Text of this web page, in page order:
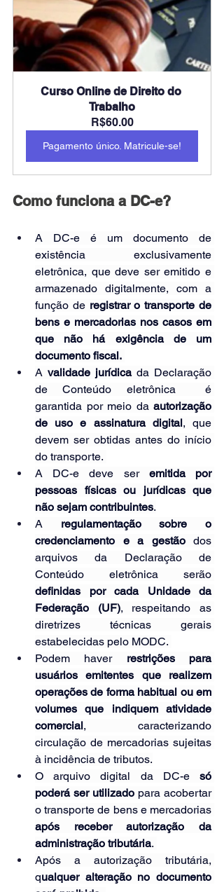
Curso Online de Direito do
Trabalho
R$60.00
Pagamento único. Matricule-se!
Como funciona a DC-e?
A DC-e é um documento de
existência exclusivamente
eletrônica, que deve ser emitido e
armazenado digitalmente, com a
função de registrar o transporte de
bens e mercadorias nos casos em
que não há exigência de um
documento fiscal.
A validade jurídica da Declaração
de Conteúdo eletrônica  é
garantida por meio da autorização
de uso e assinatura digital, que
devem ser obtidas antes do início
do transporte.
A DC-e deve ser emitida por
pessoas físicas ou jurídicas que
não sejam contribuintes.
A regulamentação sobre o
credenciamento e a gestão dos
arquivos da Declaração de
definidas por cada Unidade da
Federação (UF), respeitando as
diretrizes técnicas gerais
estabelecidas pelo MODC.
Podem haver restrições para
usuários emitentes que realizem
operações de forma habitual ou em
volumes que indiquem atividade
comercial, caracterizando
circulação de mercadorias sujeitas
à incidência de tributos.
O arquivo digital da DC-e só
poderá ser utilizado para acobertar
após receber autorização da
administração tributária.
Após a autorização tributária,
qualquer alteração no documento